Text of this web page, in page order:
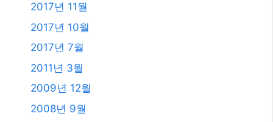
2017년 11월
2017년 10월
2017년 7월
2011년 3월
2009년 12월
2008년 9월